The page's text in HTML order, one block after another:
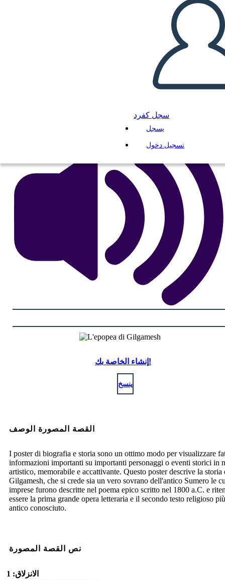
سجل كفرد
يسجل
تسجيل دخول
L'epopea di Gilgamesh
إنشاء الخاصة بك!
ينسخ
القصة المصورة الوصف
I poster di biografia e storia sono un ottimo modo per visualizzare
informazioni importanti su importanti personaggi o eventi storici in
artistico, memorabile e accattivante. Questo poster descrive la storia
Gilgamesh, che si crede sia un vero sovrano dell'antico Sumero le
imprese furono descritte nel poema epico scritto nel 1800 a.C. e
essere la prima grande opera letteraria e il secondo testo religioso più
antico conosciuto.
نص القصة المصورة
الانزلاق: 1